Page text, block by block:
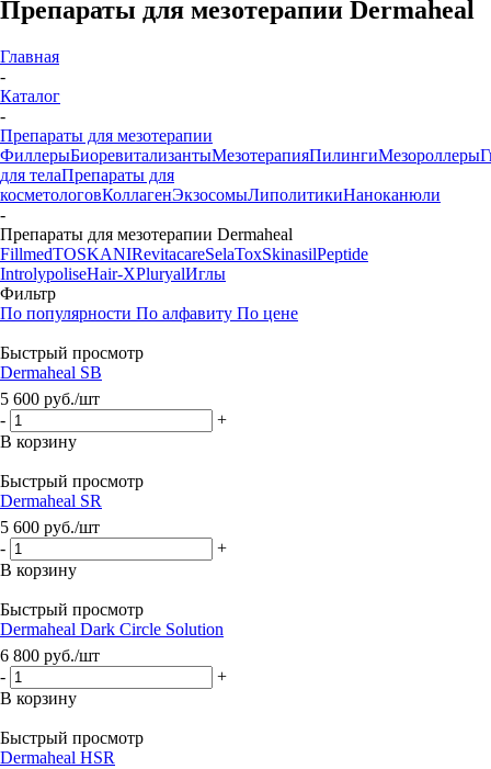
Препараты для мезотерапии Dermaheal
Главная
-
Каталог
-
Препараты для мезотерапии
ФиллерыБиоревитализантыМезотерапияПилингиМезороллеры
для телаПрепараты для
косметологовКоллагенЭкзосомыЛиполитикиНаноканюли
-
Препараты для мезотерапии Dermaheal
FillmedTOSKANIRevitacareSelaToxSkinasilPeptide
IntrolypoliseHair-XPluryalИглы
Фильтр
По популярности По алфавиту По цене
Быстрый просмотр
Dermaheal SB
5 600 руб./шт
-
+
В корзину
Быстрый просмотр
Dermaheal SR
5 600 руб./шт
-
+
В корзину
Быстрый просмотр
Dermaheal Dark Circle Solution
6 800 руб./шт
-
+
В корзину
Быстрый просмотр
Dermaheal HSR